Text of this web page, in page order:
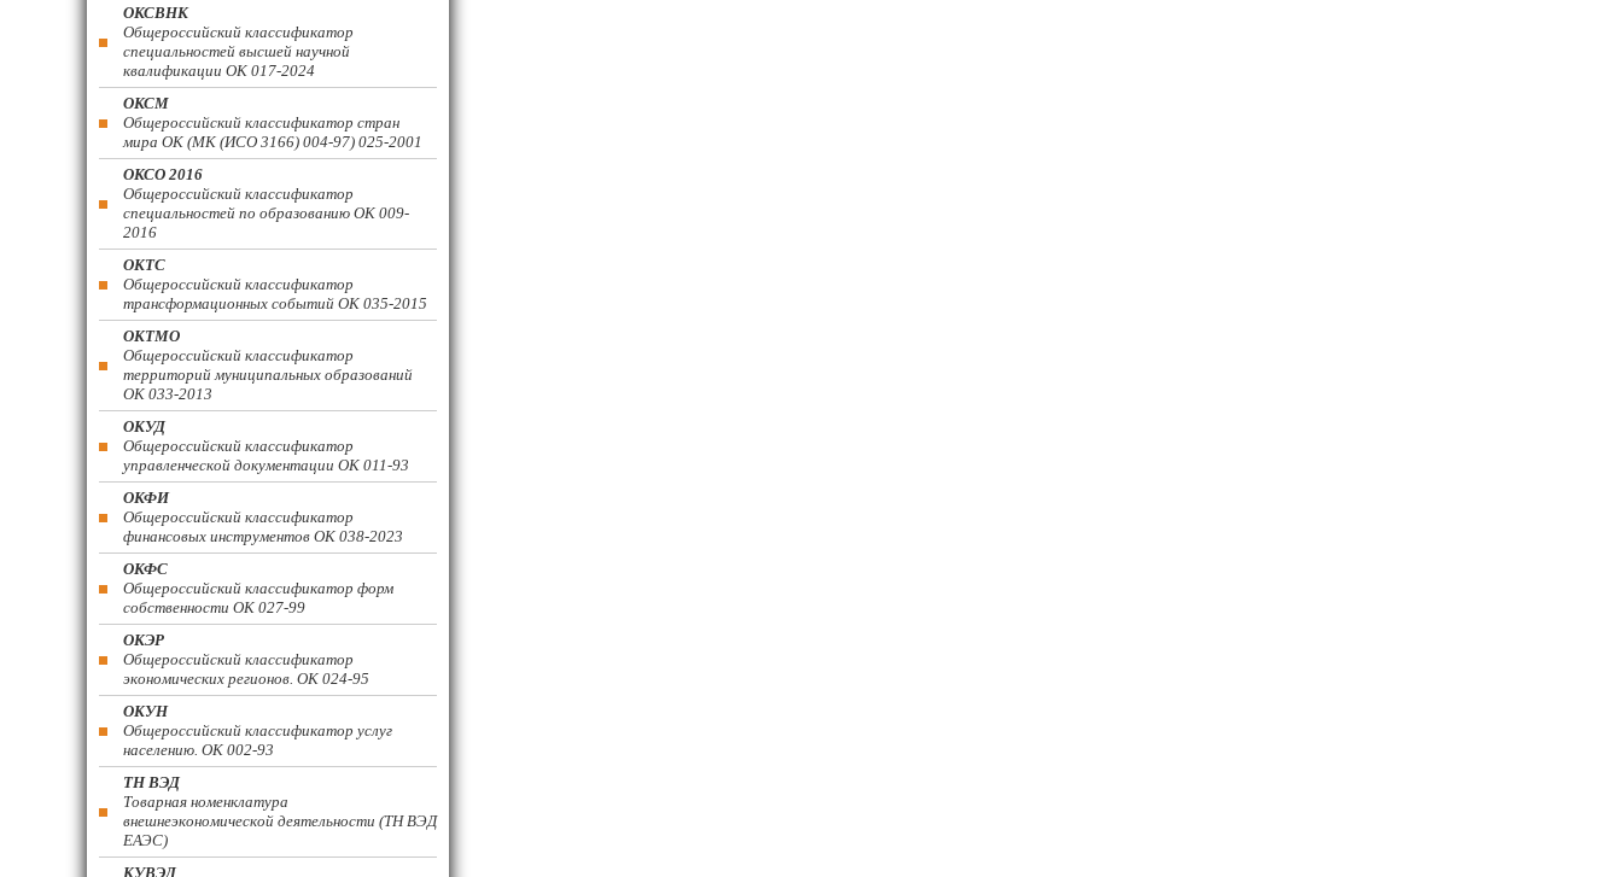
ОКСВНК
Общероссийский классификатор
специальностей высшей научной
квалификации ОК 017-2024
ОКСМ
Общероссийский классификатор стран
мира ОК (МК (ИСО 3166) 004-97) 025-2001
ОКСО 2016
Общероссийский классификатор
специальностей по образованию ОК 009-
2016
ОКТС
Общероссийский классификатор
трансформационных событий ОК 035-2015
ОКТМО
Общероссийский классификатор
территорий муниципальных образований
ОК 033-2013
ОКУД
Общероссийский классификатор
управленческой документации ОК 011-93
ОКФИ
Общероссийский классификатор
финансовых инструментов OK 038-2023
ОКФС
Общероссийский классификатор форм
собственности ОК 027-99
ОКЭР
Общероссийский классификатор
экономических регионов. ОК 024-95
ОКУН
Общероссийский классификатор услуг
населению. ОК 002-93
ТН ВЭД
Товарная номенклатура
внешнеэкономической деятельности (ТН ВЭД
ЕАЭС)
КУВЭД